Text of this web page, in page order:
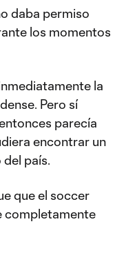
daba permiso
los momentos
la
Pero sí
parecía
encontrar un
país.
que el soccer
completamente